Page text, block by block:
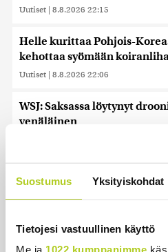
Suostumus Yksityiskohdat
Tietojesi vastuullinen käyttö
Me ja 1022 kumppanimme
Uutiset | 8.8.2026 22:15
Helle kurittaa Pohjois-
kehottaa syömään
Uutiset | 8.8.2026 22:06
WSJ: Saksassa löytynyt
venäläinen
metsästyskausi käynnistyy
Bulgariassa on räjähtänyt